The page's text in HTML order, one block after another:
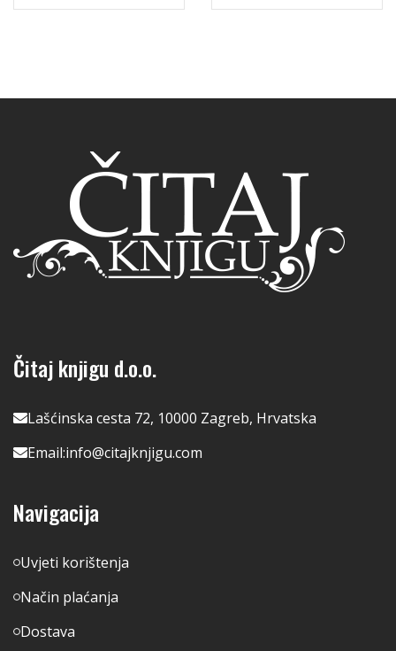
Čitaj knjigu d.o.o.
Lašćinska cesta 72, 10000 Zagreb, Hrvatska
Email:info@citajknjigu.com
Navigacija
Uvjeti korištenja
Način plaćanja
Dostava